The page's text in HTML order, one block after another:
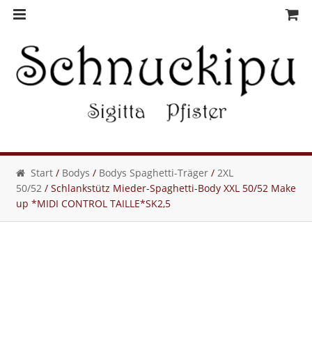
Skip
navigation
Skip
content
Start / Bodys / Bodys Spaghetti-Träger /2XL
50/52/ Schlankstütz Mieder-Spaghetti-Body XXL 50/52 Make
up *MIDI CONTROL TAILLE*SK2,5